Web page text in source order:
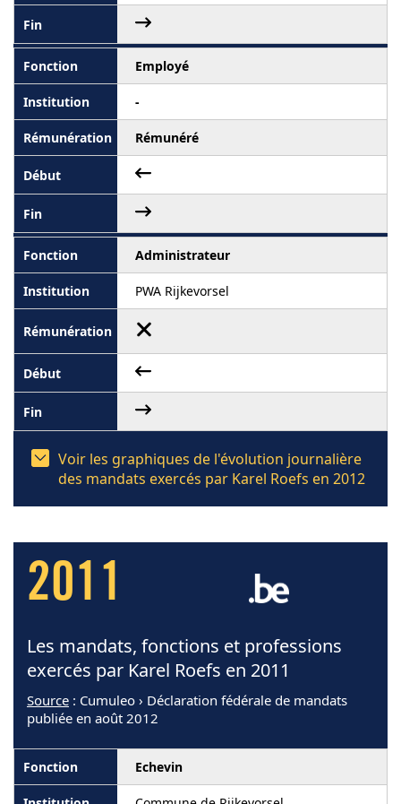
Employé
-
Rémunéré
Administrateur
PWA Rijkevorsel
Voir les graphiques de l'évolution journalière
des mandats exercés par Karel Roefs en 2012
2011
Les mandats, fonctions et professions
exercés par Karel Roefs en 2011
Source : Cumuleo › Déclaration fédérale de mandats
publiée en août 2012
Echevin